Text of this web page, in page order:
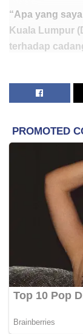
“Apa yang
Kuala Lumpur
terhadap
berbincang
“Kita akan
seminggu
katanya dalam
Beliau meminta
dan
Terdahulu,
berhubung isu
kenderaan
ini.
pihak